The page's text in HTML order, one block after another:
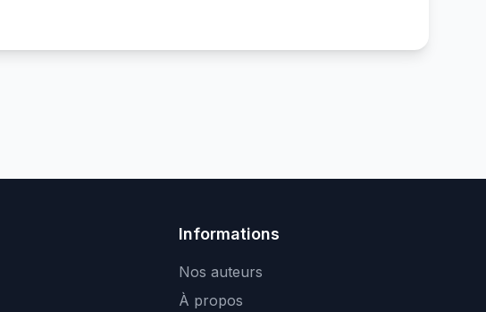
Informations
Nos auteurs
À propos